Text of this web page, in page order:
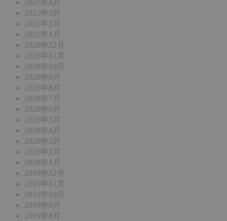
2021年4月
2021年3月
2021年2月
2021年1月
2020年12月
2020年11月
2020年10月
2020年9月
2020年8月
2020年7月
2020年6月
2020年5月
2020年4月
2020年3月
2020年2月
2020年1月
2019年12月
2019年11月
2019年10月
2019年9月
2019年8月